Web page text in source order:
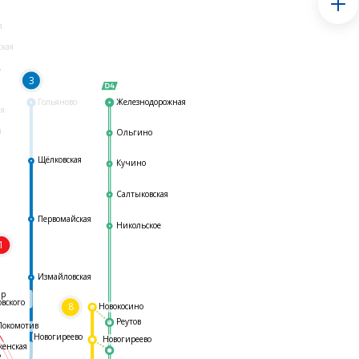
Гольяново
3
8
Железнодорожная
Ольгино
Кучино
Салтыковская
Никольское
Реутов
Измайловская
Первомайская
Щёлковская
Новогиреево
Новогиреево
Новокосино